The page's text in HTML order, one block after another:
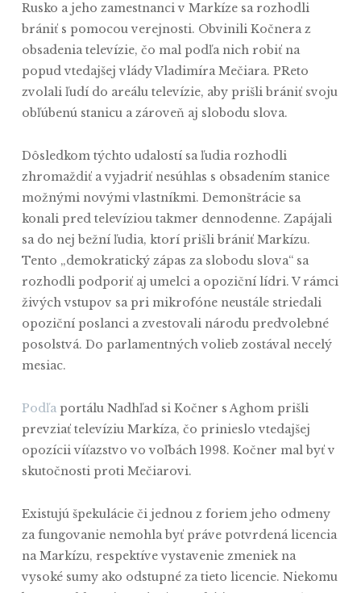
Rusko a jeho zamestnanci v Markíze sa rozhodli
brániť s pomocou verejnosti. Obvinili Kočnera z
obsadenia televízie, čo mal podľa nich robiť na
popud vtedajšej vlády Vladimíra Mečiara. PReto
zvolali ľudí do areálu televízie, aby prišli brániť svoju
obľúbenú stanicu a zároveň aj slobodu slova.
Dôsledkom týchto udalostí sa ľudia rozhodli
zhromaždiť a vyjadriť nesúhlas s obsadením stanice
možnými novými vlastníkmi. Demonštrácie sa
konali pred televíziou takmer dennodenne. Zapájali
sa do nej bežní ľudia, ktorí prišli brániť Markízu.
Tento „demokratický zápas za slobodu slova“ sa
rozhodli podporiť aj umelci a opoziční lídri. V rámci
živých vstupov sa pri mikrofóne neustále striedali
opoziční poslanci a zvestovali národu predvolebné
posolstvá. Do parlamentných volieb zostával necelý
mesiac.
Podľaportálu Nadhľad si Kočner s Aghom prišli
prevziať televíziu Markíza, čo prinieslo vtedajšej
opozícii víťazstvo vo voľbách 1998. Kočner mal byť v
skutočnosti proti Mečiarovi.
Existujú špekulácie či jednou z foriem jeho odmeny
za fungovanie nemohla byť práve potvrdená licencia
na Markízu, respektíve vystavenie zmeniek na
vysoké sumy ako odstupné za tieto licencie. Niekomu